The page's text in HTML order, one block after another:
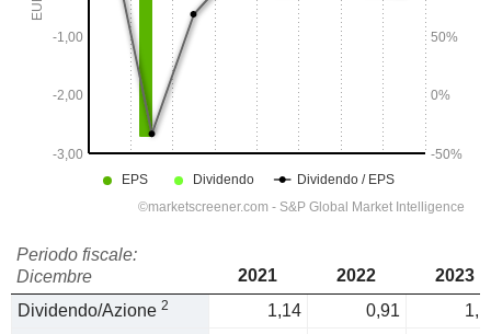
Periodo fiscale:
Dicembre
2021 2022
2023
Dividendo/Azione 2 1,14 0,91